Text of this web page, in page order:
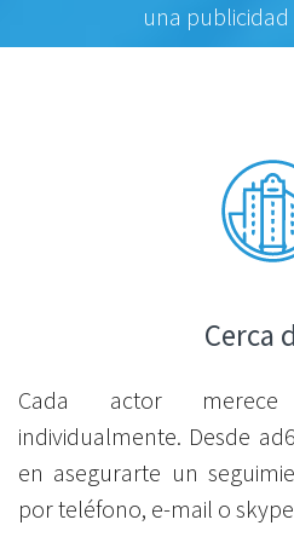
una
Cerca
Cada actor merece
individualmente. Desde
en asegurarte un
por teléfono, e-mail o